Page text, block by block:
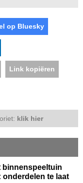
op Bluesky
Link kopiëren
klik hier
binnenspeeltuin
onderdelen te laat